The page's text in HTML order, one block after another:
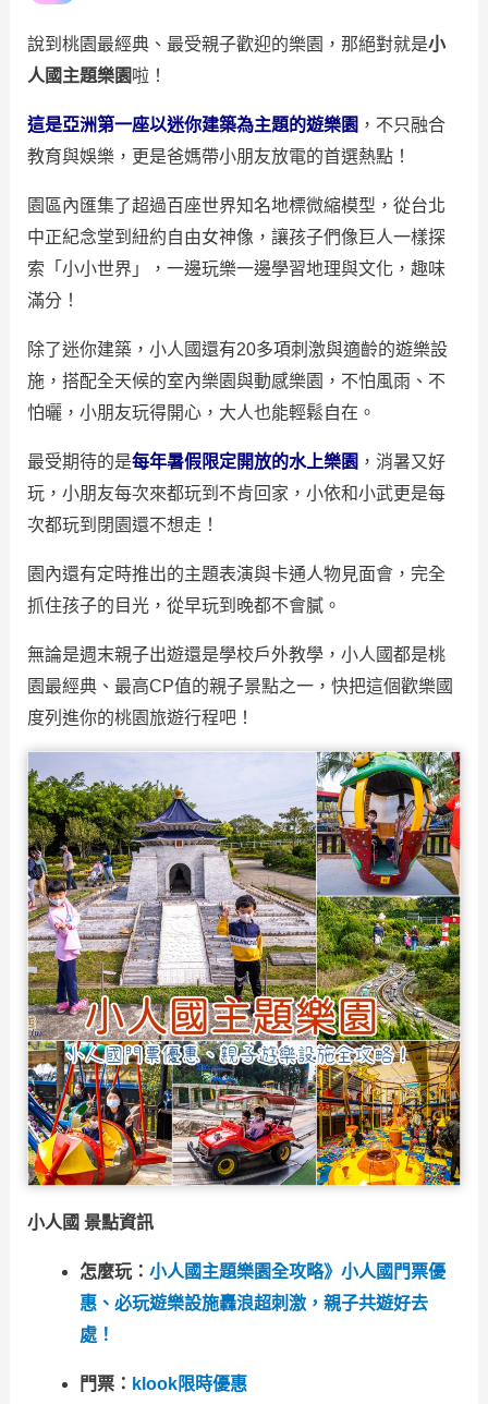
說到桃園最經典、最受親子歡迎的樂園，那絕對就是小
人國主題樂園啦！
這是亞洲第一座以迷你建築為主題的遊樂園 ，不只融合
教育與娛樂，更是爸媽帶小朋友放電的首選熱點！
園區內匯集了超過百座世界知名地標微縮模型，從台北
中正紀念堂到紐約自由女神像，讓孩子們像巨人一樣探
索「小小世界」，一邊玩樂一邊學習地理與文化，趣味
滿分！
除了迷你建築，小人國還有20多項刺激與適齡的遊樂設
施，搭配全天候的室內樂園與動感樂園，不怕風雨、不
怕曬，小朋友玩得開心，大人也能輕鬆自在。
最受期待的是每年暑假限定開放的水上樂園 ，消暑又好
玩，小朋友每次來都玩到不肯回家，小依和小武更是每
次都玩到閉園還不想走！
園內還有定時推出的主題表演與卡通人物見面會，完全
抓住孩子的目光，從早玩到晚都不會膩。
無論是週末親子出遊還是學校戶外教學，小人國都是桃
園最經典、最高CP值的親子景點之一，快把這個歡樂國
度列進你的桃園旅遊行程吧！
小人國 景點資訊
怎麼玩： 小人國主題樂園全攻略》小人國門票優
惠、必玩遊樂設施轟浪超刺激，親子共遊好去
處！
門票： klook限時優惠